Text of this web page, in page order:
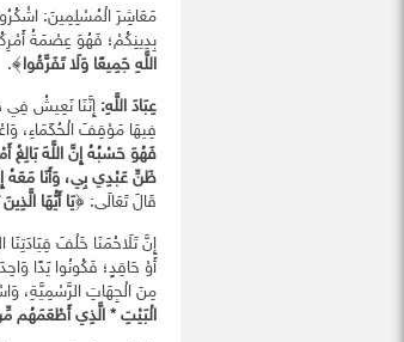
مَعَاشِرَ الْمُسْلِمِينَ:
بِدِينِكُمْ؛ فَهُوَ عِصْمَةُ
اللَّهِ جَمِيعًا وَلَا تَفَرَّقُوا﴾.
عِبَادَ اللَّهِ: إِنَّنَا نَعِيشُ فِي
فِيهَا مَوْقِفَ الْحُكَمَاءِ،
فَهُوَ حَسْبُهُ إِنَّ اللَّهَ بَالِغُ
ظَنِّ عَبْدِي بِي، وَأَنَا مَعَهُ
قَالَ تَعَالَى: ﴿يَا أَيُّهَا
إِنَّ تَلَاحُمَنَا خَلْفَ
أَوْ حَاقِدٍ؛ فَكُونُوا يَدًا
مِنَ الْجِهَاتِ الرَّسْمِيَّةِ،
الْبَيْتِ * الَّذِي